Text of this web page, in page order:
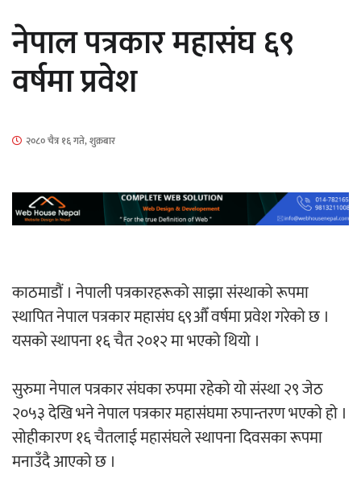
‘आइतबारको अफिस’ को परिचर्चा सम्पन्न
नेपाल पत्रकार महासंघ ६९
वर्षमा प्रवेश
२०८० चैत्र १६ गते, शुक्रबार
काठमाडौं । नेपाली पत्रकारहरूको साझा संस्थाको रूपमा
स्थापित नेपाल पत्रकार महासंघ ६९औँ वर्षमा प्रवेश गरेको छ ।
यसको स्थापना १६ चैत २०१२ मा भएको थियो ।
सुरुमा नेपाल पत्रकार संघका रुपमा रहेको यो संस्था २९ जेठ
२०५३ देखि भने नेपाल पत्रकार महासंघमा रुपान्तरण भएको हो ।
सोहीकारण १६ चैतलाई महासंघले स्थापना दिवसका रूपमा
मनाउँदै आएको छ ।